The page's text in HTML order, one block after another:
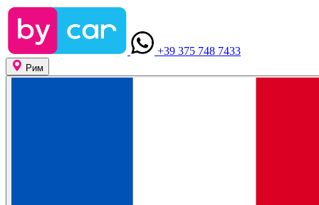
+39 375 748 7433
Рим